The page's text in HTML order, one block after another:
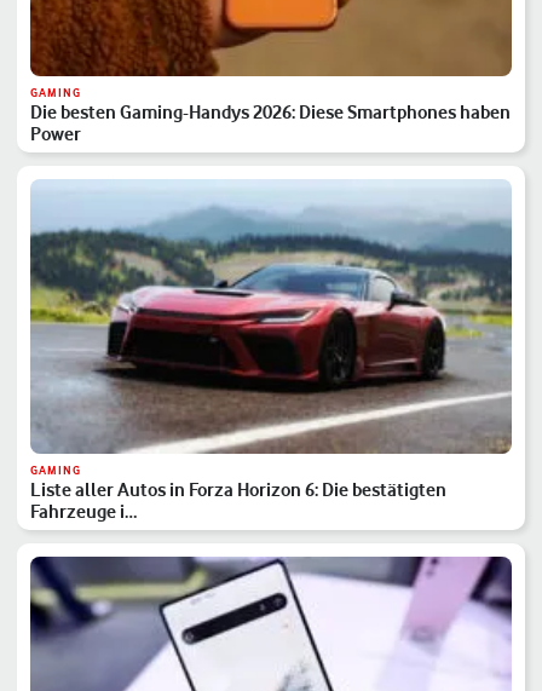
GAMING
Die besten Gaming-Handys 2026: Diese Smartphones haben
Power
GAMING
Liste aller Autos in Forza Horizon 6: Die bestätigten
Fahrzeuge i…